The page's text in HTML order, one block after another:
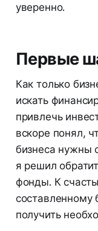
уверенно.
Первые
Как только
искать
привлечь
вскоре понял,
бизнеса нужны
я решил
фонды. К
составленному
получить